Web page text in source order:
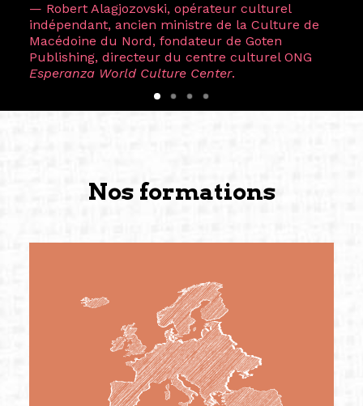
— Robert Alagjozovski, opérateur culturel
indépendant, ancien ministre de la Culture de
Macédoine du Nord, fondateur de Goten
Publishing, directeur du centre culturel ONG
Esperanza World Culture Center.
Nos formations